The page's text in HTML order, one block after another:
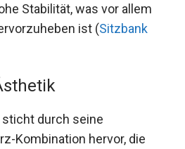
Stabilität, was vor allem
ist (Sitzbank
sticht durch seine
Kombination hervor, die